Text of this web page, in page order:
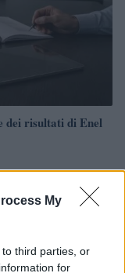
My
third parties, or
for
dei risultati di Enel